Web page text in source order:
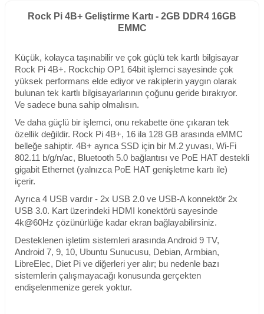
Rock Pi 4B+ Geliştirme Kartı - 2GB DDR4 16GB
EMMC
Küçük, kolayca taşınabilir ve çok güçlü tek kartlı bilgisayar
Rock Pi 4B+. Rockchip OP1 64bit işlemci sayesinde çok
yüksek performans elde ediyor ve rakiplerin yaygın olarak
bulunan tek kartlı bilgisayarlarının çoğunu geride bırakıyor.
Ve sadece buna sahip olmalısın.
Ve daha güçlü bir işlemci, onu rekabette öne çıkaran tek
özellik değildir. Rock Pi 4B+, 16 ila 128 GB arasında eMMC
belleğe sahiptir. 4B+ ayrıca SSD için bir M.2 yuvası, Wi-Fi
802.11 b/g/n/ac, Bluetooth 5.0 bağlantısı ve PoE HAT destekli
gigabit Ethernet (yalnızca PoE HAT genişletme kartı ile)
içerir.
Ayrıca 4 USB vardır - 2x USB 2.0 ve USB-A konnektör 2x
USB 3.0. Kart üzerindeki HDMI konektörü sayesinde
4k@60Hz çözünürlüğe kadar ekran bağlayabilirsiniz.
Desteklenen işletim sistemleri arasında Android 9 TV,
Android 7, 9, 10, Ubuntu Sunucusu, Debian, Armbian,
LibreElec, Diet Pi ve diğerleri yer alır; bu nedenle bazı
sistemlerin çalışmayacağı konusunda gerçekten
endişelenmenize gerek yoktur.